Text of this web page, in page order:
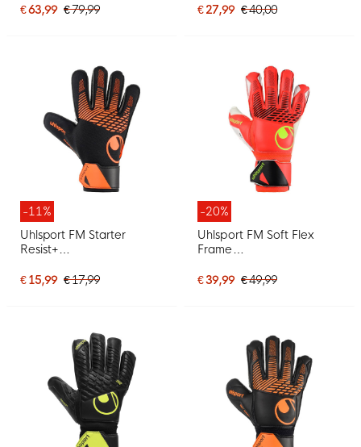
Zwart Oranje
€ 63,99 € 79,99
Wit Zwart Feloranje
€ 27,99 € 40,00
-11%
Uhlsport FM Starter
Resist+
Zwart Oranje
€ 15,99 € 17,99
-20%
Uhlsport FM Soft Flex
Frame
Felrood Zwart Felgeel
€ 39,99 € 49,99